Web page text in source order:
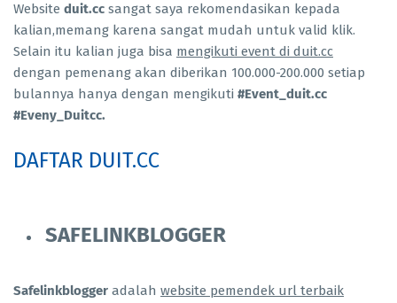
Website duit.cc sangat saya rekomendasikan kepada
kalian,memang karena sangat mudah untuk valid klik.
Selain itu kalian juga bisa mengikuti event di duit.cc
dengan pemenang akan diberikan 100.000-200.000 setiap
bulannya hanya dengan mengikuti #Event_duit.cc
#Eveny_Duitcc.
DAFTAR DUIT.CC
SAFELINKBLOGGER
Safelinkblogger adalah website pemendek url terbaik